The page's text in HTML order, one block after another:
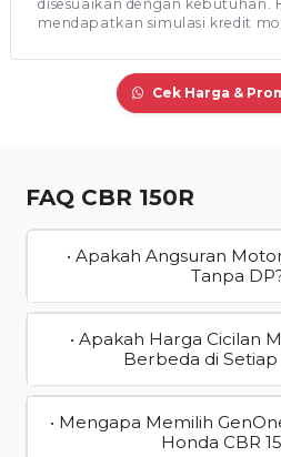
disesuaikan dengan kebutuhan.
mendapatkan simulasi kredit
Cek Harga &
FAQ CBR 150R
• Apakah Angsuran
Tanpa
• Apakah Harga Cicilan
Berbeda di Setiap
• Mengapa Memilih
Honda CBR